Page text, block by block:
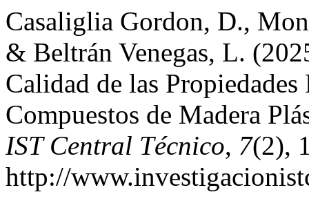
Casaliglia Gordon, D.,
& Beltrán Venegas, L.
Calidad de las
Compuestos de Madera
IST Central Técnico, 7(2),
http://